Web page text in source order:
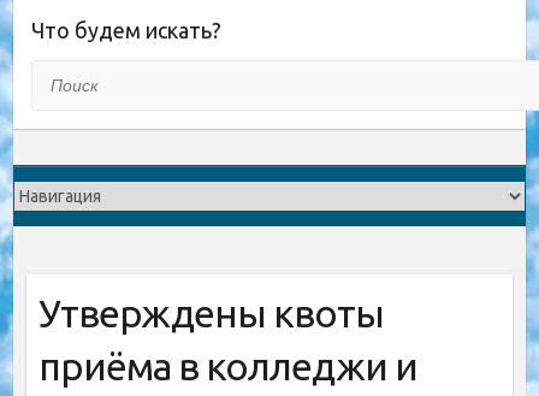
Что будем искать?
Утверждены квоты
приёма в колледжи и